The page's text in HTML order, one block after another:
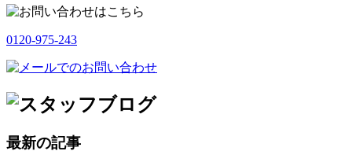
0120-975-243
最新の記事